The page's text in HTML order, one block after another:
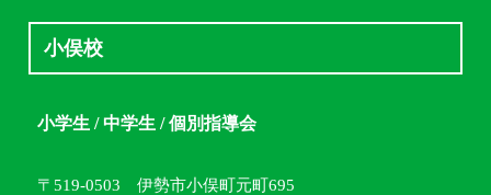
小俣校
小学生 / 中学生 / 個別指導会
〒519-0503 伊勢市小俣町元町695